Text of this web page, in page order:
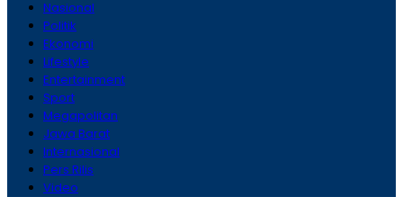
Nasional
Politik
Ekonomi
Lifestyle
Entertainment
Sport
Megapolitan
Jawa Barat
Internasional
Pers Rilis
Video